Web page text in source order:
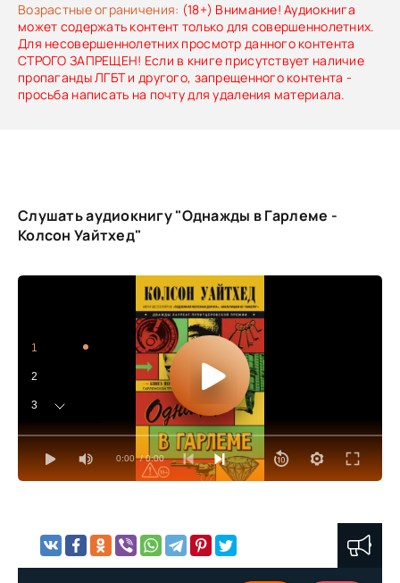
Возрастные ограничения: (18+) Внимание! Аудиокнига
может содержать контент только для совершеннолетних.
Для несовершеннолетних просмотр данного контента
СТРОГО ЗАПРЕЩЕН! Если в книге присутствует наличие
пропаганды ЛГБТ и другого, запрещенного контента -
просьба написать на почту для удаления материала.
Слушать аудиокнигу "Однажды в Гарлеме -
Колсон Уайтхед"
0:00 / 0:00
1
2
3
4